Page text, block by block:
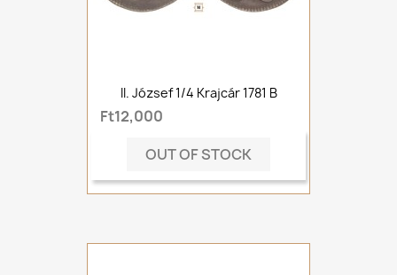
II. József 1/4 Krajcár 1781 B
Ft12,000
OUT OF STOCK